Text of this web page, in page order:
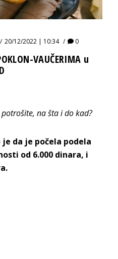
20/12/2022 | 10:34 0
VAUČERIMA u
na šta i do kad?
da je počela podela
od 6.000 dinara, i